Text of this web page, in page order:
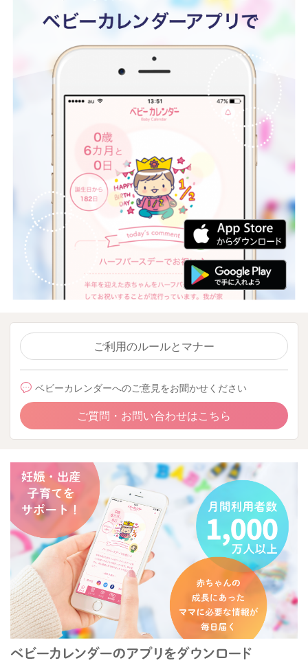
ご利用のルールとマナー
ベビーカレンダーへのご意見をお聞かせください
ご質問・お問い合わせはこちら